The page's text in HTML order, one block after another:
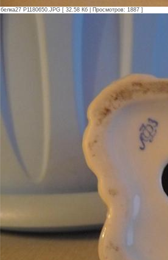
белка27 P1180650.JPG [ 32.58 Кб | Просмотров: 1887 ]